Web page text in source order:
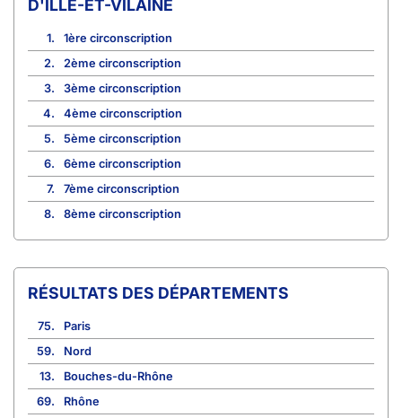
D'ILLE-ET-VILAINE
1.
1ère circonscription
2.
2ème circonscription
3.
3ème circonscription
4.
4ème circonscription
5.
5ème circonscription
6.
6ème circonscription
7.
7ème circonscription
8.
8ème circonscription
RÉSULTATS DES DÉPARTEMENTS
75.
Paris
59.
Nord
13.
Bouches-du-Rhône
69.
Rhône